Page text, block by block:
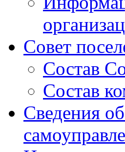
Совет
Состав
Состав
Сведения